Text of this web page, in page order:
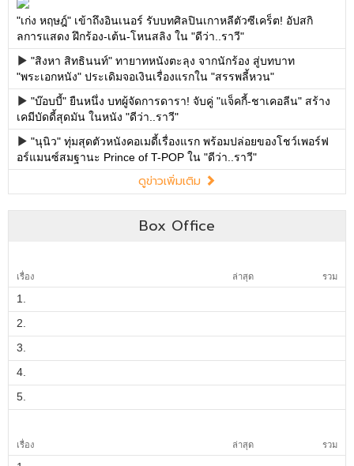
"เก่ง หฤษฎ์" เข้าถึงอินเนอร์ รับบทศิลปินเกาหลีตัวซีเคร็ต! อัปสกิ
ลการแสดง ฝึกร้อง-เต้น-โหนสลิง ใน "ดีว่า..ราวี"
"สิงหา สิทธินนท์" ทายาทหนังตะลุง จากนักร้อง สู่บทบาท
"พระเอกหนัง" ประเดิมจอเงินเรื่องแรกใน "สรรพลี้หวน"
"บ๊อบบี้" ยืนหนึ่ง บทผู้จัดการดารา! จับคู่ "แจ็คกี้-ชาเคอลีน" สร้าง
เคมีบัดดี้สุดมัน ในหนัง "ดีว่า..ราวี"
"นุนิว" ทุ่มสุดตัวหนังคอเมดี้เรื่องแรก พร้อมปล่อยของโชว์เพอร์ฟ
อร์แมนซ์สมฐานะ Prince of T-POP ใน "ดีว่า..ราวี"
ดูข่าวเพิ่มเติม
Box Office
เรื่อง ล่าสุด รวม
1.
2.
3.
4.
5.
เรื่อง ล่าสุด รวม